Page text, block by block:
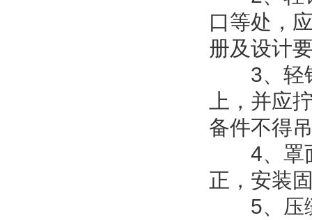
口等处，
册及设计
3、轻钢
上，并应
备件不得
4、罩面
正，安装
5、压缝